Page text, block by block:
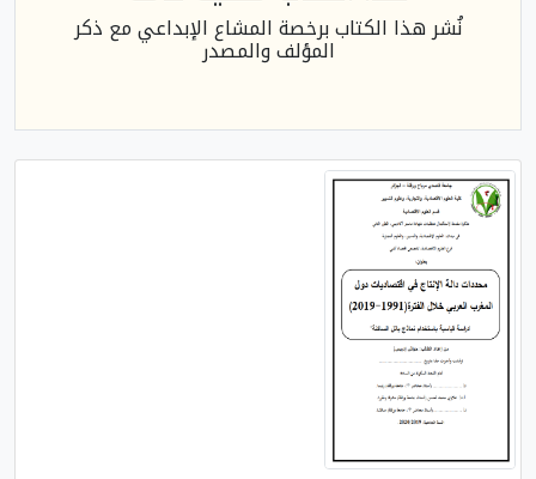
نُشر هذا الكتاب برخصة المشاع الإبداعي مع ذكر
المؤلف والمصدر